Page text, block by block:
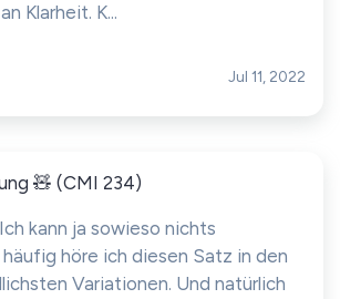
Klarheit. K...
Jul 11, 2022
🧸 (CMI 234)
kann ja sowieso nichts
höre ich diesen Satz in den
Variationen. Und natürlich